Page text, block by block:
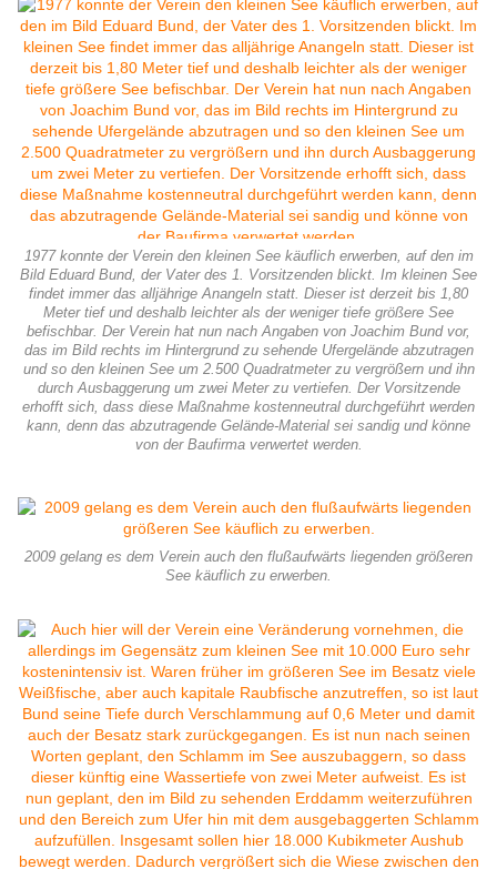
1977 konnte der Verein den kleinen See käuflich erwerben, auf den im
Bild Eduard Bund, der Vater des 1. Vorsitzenden blickt. Im kleinen See
findet immer das alljährige Anangeln statt. Dieser ist derzeit bis 1,80
Meter tief und deshalb leichter als der weniger tiefe größere See
befischbar. Der Verein hat nun nach Angaben von Joachim Bund vor,
das im Bild rechts im Hintergrund zu sehende Ufergelände abzutragen
und so den kleinen See um 2.500 Quadratmeter zu vergrößern und ihn
durch Ausbaggerung um zwei Meter zu vertiefen. Der Vorsitzende
erhofft sich, dass diese Maßnahme kostenneutral durchgeführt werden
kann, denn das abzutragende Gelände-Material sei sandig und könne
von der Baufirma verwertet werden.
2009 gelang es dem Verein auch den flußaufwärts liegenden größeren
See käuflich zu erwerben.